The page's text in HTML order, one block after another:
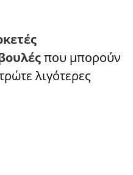
που μπορούν
λιγότερες